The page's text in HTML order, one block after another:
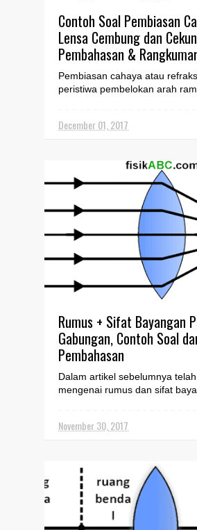
Contoh Soal Pembiasan
Lensa Cembung dan
Pembahasan &
Pembiasan cahaya atau
peristiwa pembelokan arah
December 01, 2017
Rumus + Sifat Bayangan
Gabungan, Contoh Soal
Pembahasan
Dalam artikel sebelumnya
mengenai rumus dan sifat
November 30, 2017